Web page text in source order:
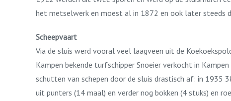
het metselwerk en moest al in 1872 en ook later steeds
Scheepvaart
Via de sluis werd vooral veel laagveen uit de
Kampen bekende turfschipper Snoeier verkocht in
schutten van schepen door de sluis drastisch af: in 1935
uit punters (14 maal) en verder nog bokken (4 stuks) en